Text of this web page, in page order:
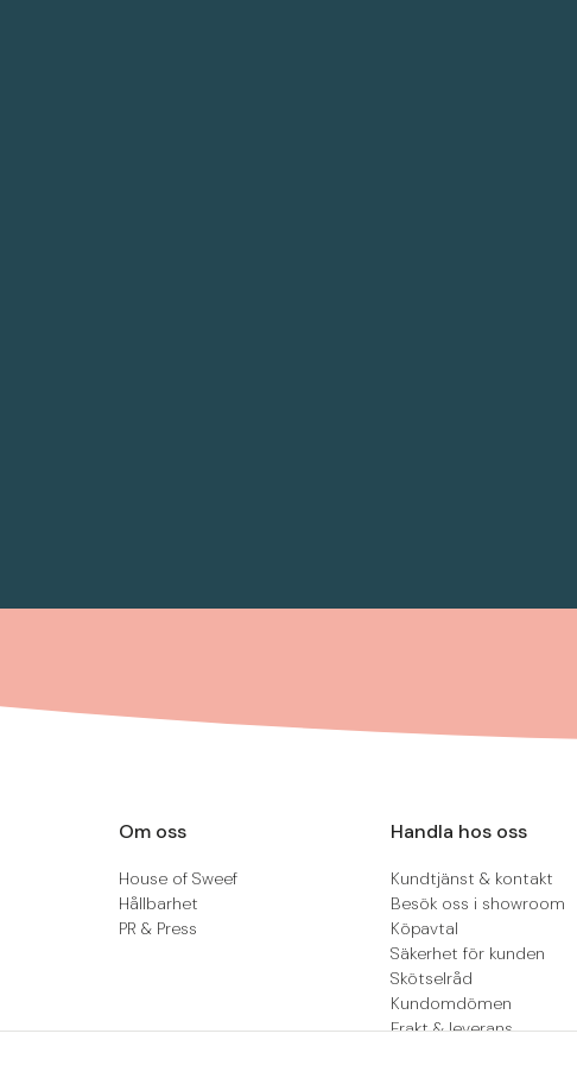
Om oss
House of Sweef
Hållbarhet
PR & Press
Handla hos oss
Kundtjänst & kontakt
Besök oss i showroom
Köpavtal
Säkerhet för kunden
Skötselråd
Kundomdömen
Frakt & leverans